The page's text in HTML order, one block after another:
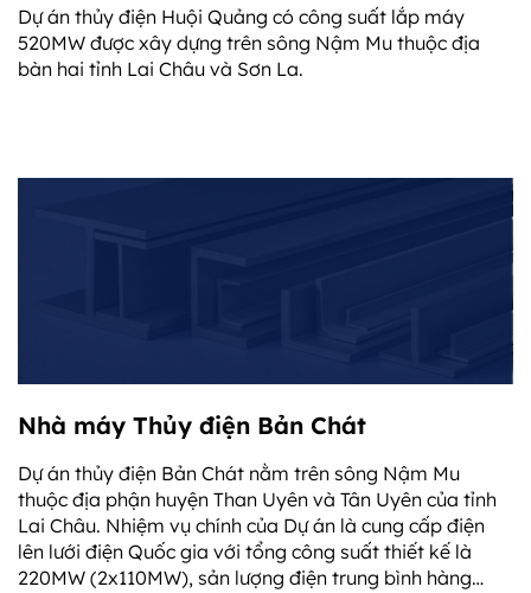
Dự án thủy điện Huội Quảng có công suất lắp máy
520MW được xây dựng trên sông Nậm Mu thuộc địa
bàn hai tỉnh Lai Châu và Sơn La.
Nhà máy Thủy điện Bản Chát
Dự án thủy điện Bản Chát nằm trên sông Nậm Mu
thuộc địa phận huyện Than Uyên và Tân Uyên của tỉnh
Lai Châu. Nhiệm vụ chính của Dự án là cung cấp điện
lên lưới điện Quốc gia với tổng công suất thiết kế là
220MW (2x110MW), sản lượng điện trung bình hàng